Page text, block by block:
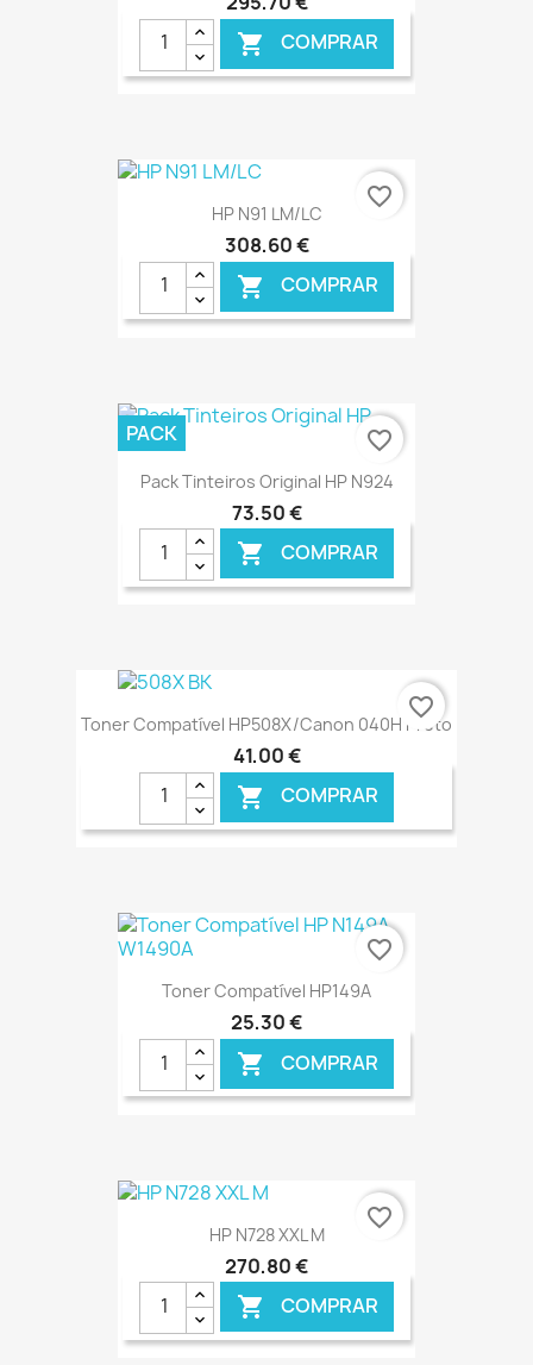
 COMPRAR
€ ONLINE
HP N91 LM/LC
308,60 €
 COMPRAR
€ ONLINE
favorite_border
Pack Tinteiros Original HP N924
73,50 €
 COMPRAR
PACK favorite_border
Toner Compatível HP508X/Canon 040H Preto
41,00 €
 COMPRAR
€ ONLINE
favorite_border
Toner Compatível HP149A
25,30 €
 COMPRAR
favorite_border
HP N728 XXL M
270,80 €
 COMPRAR
favorite_border